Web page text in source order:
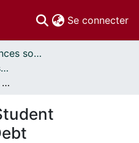
Se connecter
Faculté des sciences sociales // Faculty of Social Sciences
Initiative de recherche sur les politiques d'éducation // Education Policy Research Initiative
MESA Brief #5: Student Borrowing and Debt